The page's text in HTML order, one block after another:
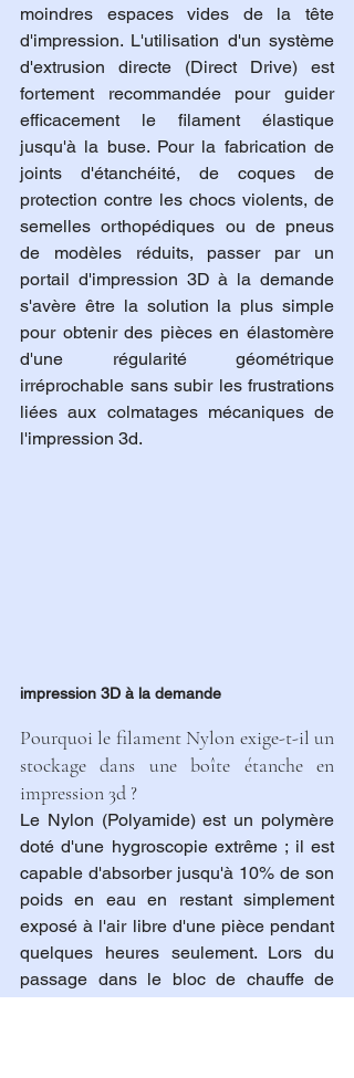
moindres espaces vides de la tête
d'impression. L'utilisation d'un système
d'extrusion directe (Direct Drive) est
fortement recommandée pour guider
efficacement le filament élastique
jusqu'à la buse. Pour la fabrication de
joints d'étanchéité, de coques de
protection contre les chocs violents, de
semelles orthopédiques ou de pneus
de modèles réduits, passer par un
portail d'impression 3D à la demande
s'avère être la solution la plus simple
pour obtenir des pièces en élastomère
d'une régularité géométrique
irréprochable sans subir les frustrations
liées aux colmatages mécaniques de
l'impression 3d.
impression 3D à la demande
Pourquoi le filament Nylon exige-t-il un
stockage dans une boîte étanche en
impression 3d ?
Le Nylon (Polyamide) est un polymère
doté d'une hygroscopie extrême ; il est
capable d'absorber jusqu'à 10% de son
poids en eau en restant simplement
exposé à l'air libre d'une pièce pendant
quelques heures seulement. Lors du
passage dans le bloc de chauffe de